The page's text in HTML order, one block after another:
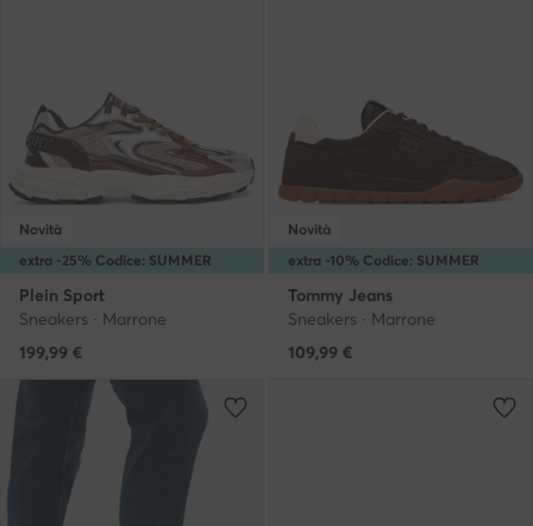
extra -25% Codice: SUMMER
Novità
Plein Sport
Sneakers · Marrone
199,99 €
extra -10% Codice: SUMMER
Novità
Tommy Jeans
Sneakers · Marrone
109,99 €